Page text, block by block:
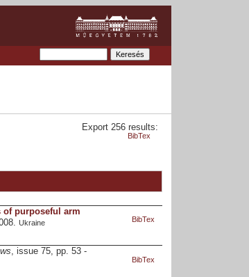
Export 256 results:
BibTex
of purposeful arm
Ukraine BibTex
, issue 75, pp. 53 -
BibTex